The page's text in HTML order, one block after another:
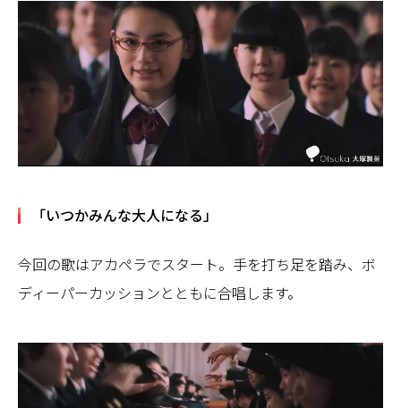
「いつかみんな大人になる」
今回の歌はアカペラでスタート。手を打ち足を踏み、ボ
ディーパーカッションとともに合唱します。